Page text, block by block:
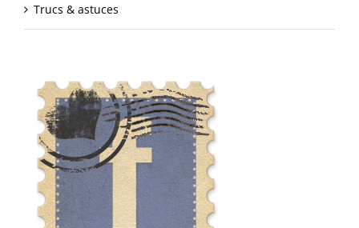
Trucs & astuces